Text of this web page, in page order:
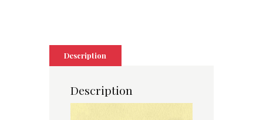
Description
Description